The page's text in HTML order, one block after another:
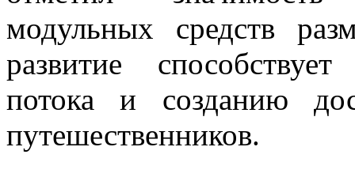
модульных средств
развитие
потока и созданию
путешественников.